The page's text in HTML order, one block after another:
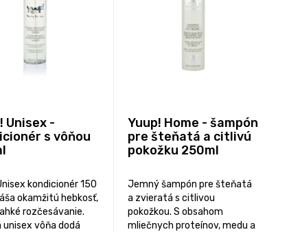
Unisex -
s vôňou
kondicionér 150
okamžitú hebkosť,
rozčesávanie.
vôňa dodá
Yuup! Home - šampón
pre šteňatá a citlivú
pokožku 250ml
Jemný šampón pre šteňatá
a zvieratá s citlivou
pokožkou. S obsahom
mliečnych proteínov, medu a